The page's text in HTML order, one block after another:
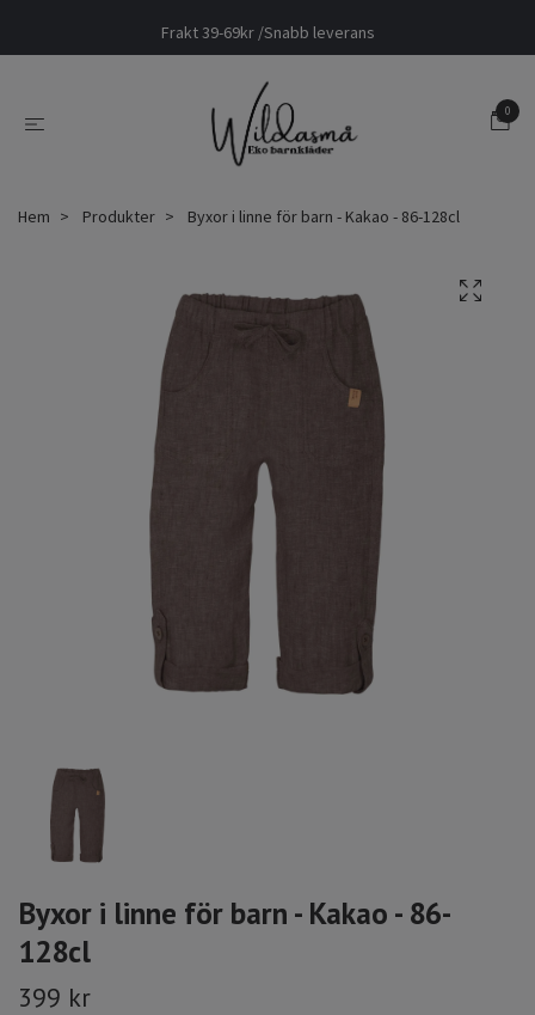
Frakt 39-69kr /Snabb leverans
0
Hem Produkter Byxor i linne för barn - Kakao - 86-128cl
Byxor i linne för barn - Kakao - 86-
128cl
399 kr